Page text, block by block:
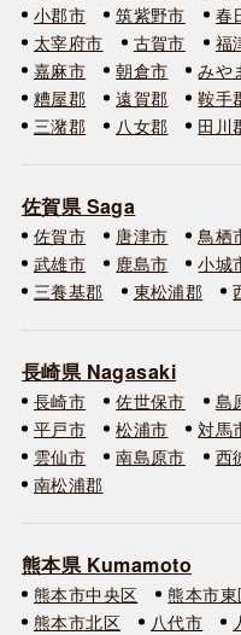
小郡市
筑紫野市 春
太宰府市
古賀市 福
嘉麻市
朝倉市 みや
糟屋郡
遠賀郡 鞍手
三潴郡
八女郡 田川
佐賀県 Saga
佐賀市 唐津市 鳥栖
武雄市
鹿島市 小城
三養基郡
東松浦郡
長崎県 Nagasaki
長崎市 佐世保市 島
平戸市
松浦市 対馬
雲仙市
南島原市 西
南松浦郡
熊本県 Kumamoto
熊本市中央区 熊本市
熊本市北区
八代市